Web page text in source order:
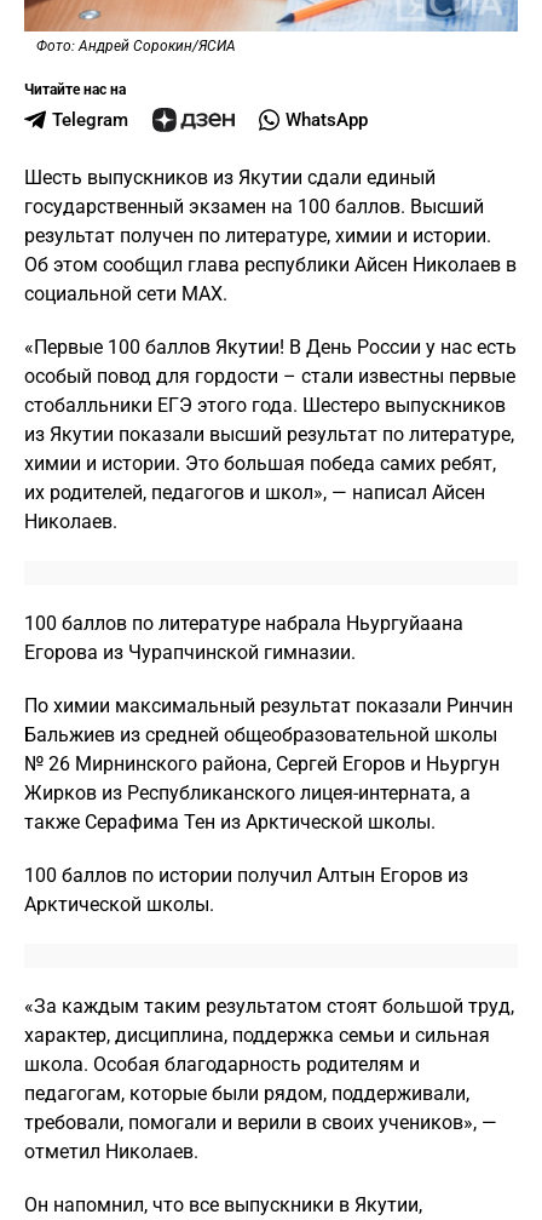
Фото: Андрей Сорокин/ЯСИА
Читайте нас на
Telegram WhatsApp
Шесть выпускников из Якутии сдали единый
государственный экзамен на 100 баллов. Высший
результат получен по литературе, химии и истории.
Об этом сообщил глава республики Айсен Николаев в
социальной сети МАХ.
«Первые 100 баллов Якутии! В День России у нас есть
особый повод для гордости – стали известны первые
стобалльники ЕГЭ этого года. Шестеро выпускников
из Якутии показали высший результат по литературе,
химии и истории. Это большая победа самих ребят,
их родителей, педагогов и школ», — написал Айсен
Николаев.
100 баллов по литературе набрала Ньургуйаана
Егорова из Чурапчинской гимназии.
По химии максимальный результат показали Ринчин
Бальжиев из средней общеобразовательной школы
№ 26 Мирнинского района, Сергей Егоров и Ньургун
Жирков из Республиканского лицея-интерната, а
также Серафима Тен из Арктической школы.
100 баллов по истории получил Алтын Егоров из
Арктической школы.
«За каждым таким результатом стоят большой труд,
характер, дисциплина, поддержка семьи и сильная
школа. Особая благодарность родителям и
педагогам, которые были рядом, поддерживали,
требовали, помогали и верили в своих учеников», —
отметил Николаев.
Он напомнил, что все выпускники в Якутии,